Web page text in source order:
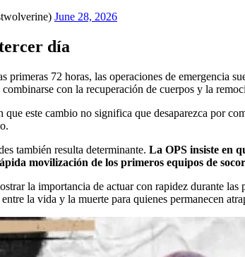
June 28, 2026
día
primeras 72 horas, las operaciones de emergencia
con la recuperación de cuerpos y la
que este cambio no significa que desaparezca por
también resulta determinante. La OPS insiste en
movilización de los primeros equipos de
la importancia de actuar con rapidez durante
la vida y la muerte para quienes permanecen